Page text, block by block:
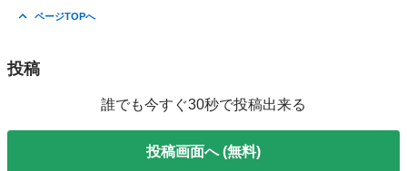
ページTOPへ
投稿
誰でも今すぐ30秒で投稿出来る
投稿画面へ (無料)